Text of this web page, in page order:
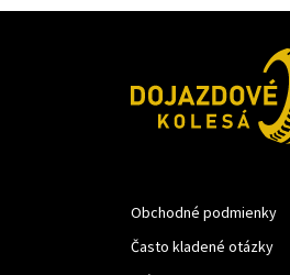
Obchodné podmienky
Často kladené otázky